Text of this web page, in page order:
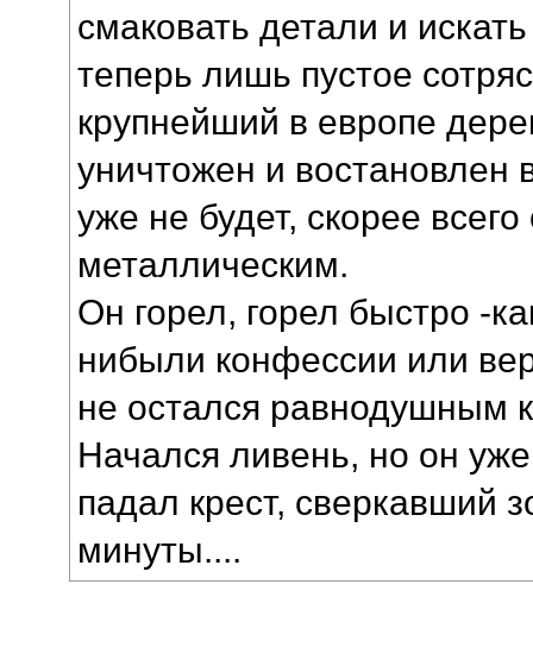
смаковать детали и
теперь лишь пустое
крупнейший в европе
уничтожен и востановлен
уже не будет, скорее
металлическим.
Он горел, горел быстро -
нибыли конфессии или
не остался равнодушным
Начался ливень, но он
падал крест, сверкавший
минуты....